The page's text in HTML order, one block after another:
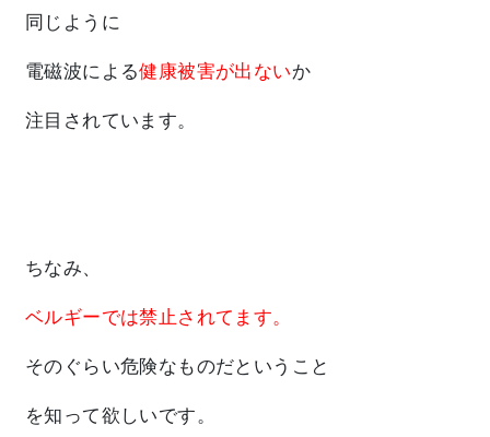
同じように
電磁波による健康被害が出ないか
注目されています。
ちなみ、
ベルギーでは禁止されてます。
そのぐらい危険なものだということ
を知って欲しいです。